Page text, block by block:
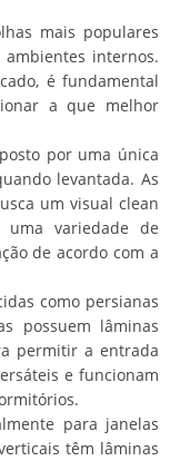
mais populares
internos.
é fundamental
a que melhor
por uma única
levantada. As
um visual clean
uma variedade de
de acordo com a
como persianas
possuem lâminas
permitir a entrada
e funcionam
para janelas
têm lâminas